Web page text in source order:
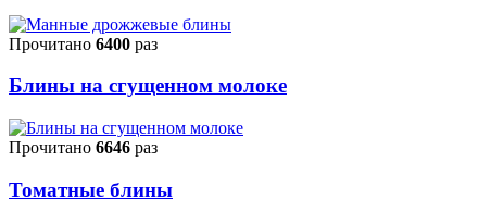
Прочитано 6400 раз
Блины на сгущенном молоке
Прочитано 6646 раз
Томатные блины